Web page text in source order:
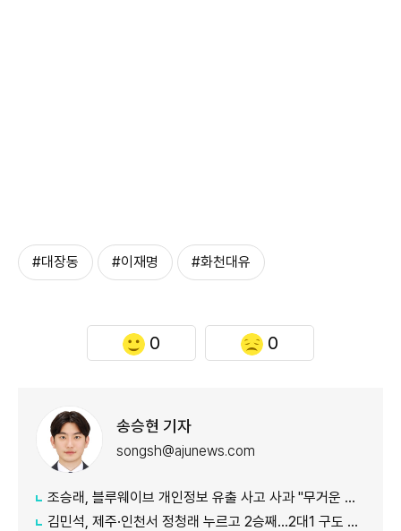
#대장동 #이재명 #화천대유
0 0
송승현 기자
songsh@ajunews.com
조승래, 블루웨이브 개인정보 유출 사고 사과 "무거운 책임 통감"
김민석, 제주·인천서 정청래 누르고 2승째…2대1 구도 완성